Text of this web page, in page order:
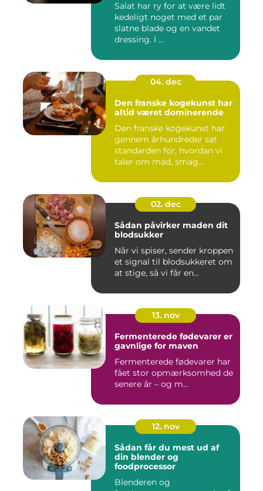
Salat har ry for at være lidt
kedeligt noget med et par
slatne blade og en vandet
dressing. I ...
04. dec
Den franske kogekunst har
altid været dominerende
Den franske kogekunst har
gennem århundreder sat
standarden for, hvordan vi
taler om mad, smag...
02. dec
Sådan påvirker maden dit
blodsukker
Når vi spiser, sender kroppen
et signal til blodsukkeret om
at stige, så vi får en...
13. nov
Fermenterede fødevarer er
gavnlige for maven
Fermenterede fødevarer har
fået stor opmærksomhed de
senere år – og m...
12. nov
Sådan får du mest ud af
din blender og
foodprocessor
Blenderen og